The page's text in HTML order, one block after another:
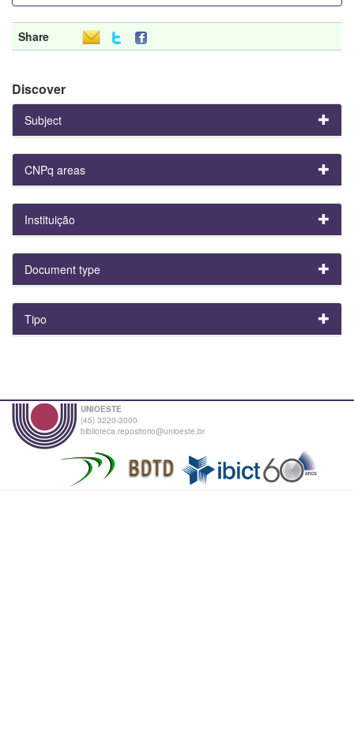
Share
Discover
Subject
CNPq areas
Instituição
Document type
Tipo
UNIOESTE
(45) 3220-3000
biblioteca.repositorio@unioeste.br